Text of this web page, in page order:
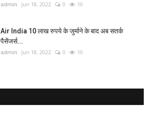
admin Jun 18, 2022 0 10
Air India 10 लाख रुपये के जुर्माने के बाद अब सतर्क
पैसेंजर्स...
admin Jun 18, 2022 0 10